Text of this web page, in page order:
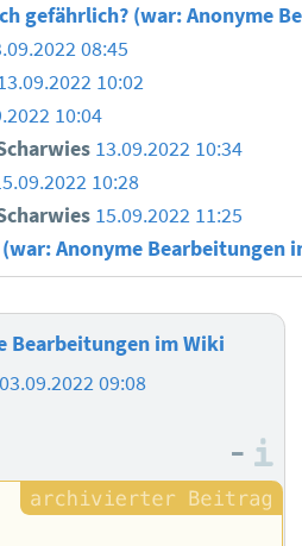
gefährlich? (war: Anonyme
08:45
10:02
10:04
13.09.2022 10:34
10:28
15.09.2022 11:25
Anonyme Bearbeitungen
Bearbeitungen im Wiki
03.09.2022 09:08
–